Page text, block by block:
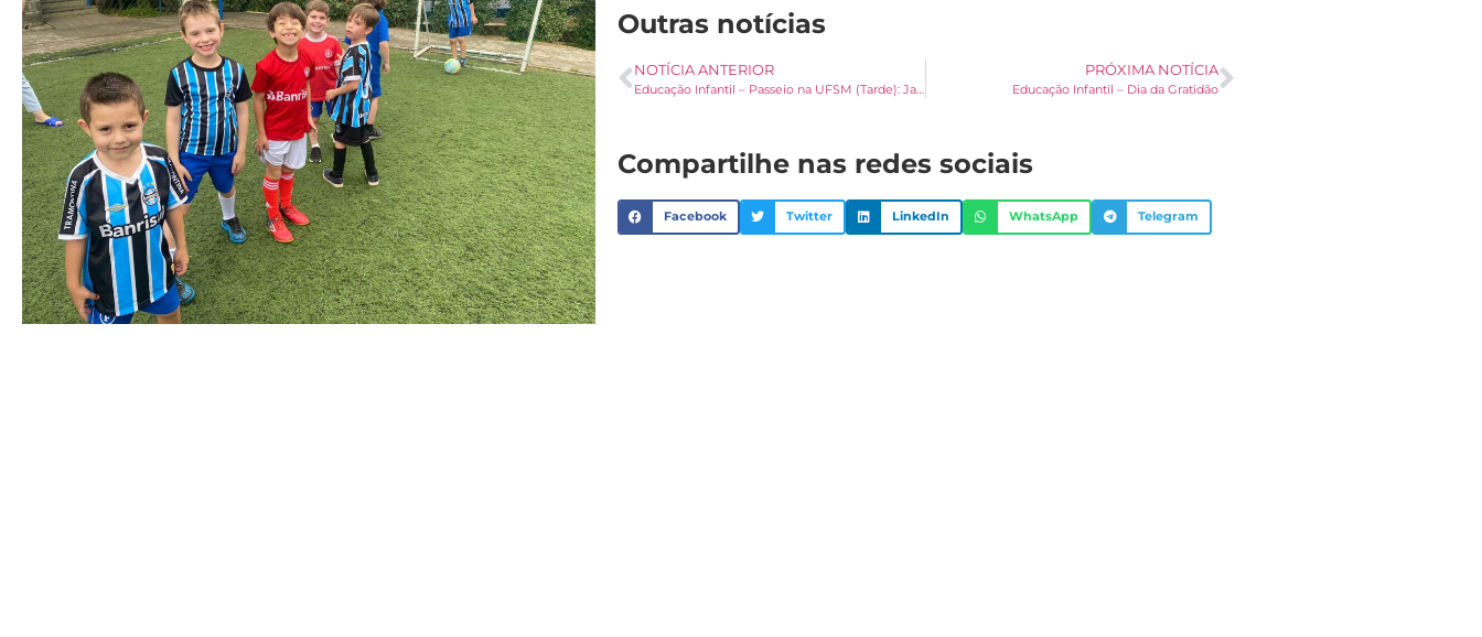
Outras notícias
NOTÍCIA ANTERIOR
Educação Infantil – Passeio na UFSM (Tarde): Jardim Botânico e Zootecnia
PRÓXIMA NOTÍCIA
Educação Infantil – Dia da Gratidão
Compartilhe nas redes sociais
Facebook Twitter LinkedIn WhatsApp Telegram